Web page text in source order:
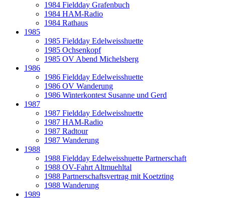
1984 Fieldday Grafenbuch
1984 HAM-Radio
1984 Rathaus
1985
1985 Fieldday Edelweisshuette
1985 Ochsenkopf
1985 OV Abend Michelsberg
1986
1986 Fieldday Edelweisshuette
1986 OV Wanderung
1986 Winterkontest Susanne und Gerd
1987
1987 Fieldday Edelweisshuette
1987 HAM-Radio
1987 Radtour
1987 Wanderung
1988
1988 Fieldday Edelweisshuette Partnerschaft
1988 OV-Fahrt Altmuehltal
1988 Partnerschaftsvertrag mit Koetzting
1988 Wanderung
1989